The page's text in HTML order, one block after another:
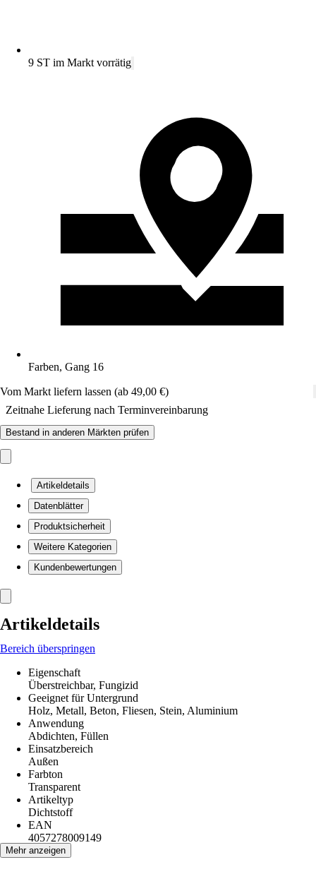
9 ST im Markt vorrätig
Farben, Gang 16
Vom Markt liefern lassen (ab 49,00 €)
Zeitnahe Lieferung nach Terminvereinbarung
Bestand in anderen Märkten prüfen
Artikeldetails
Datenblätter
Produktsicherheit
Weitere Kategorien
Kundenbewertungen
Artikeldetails
Bereich überspringen
Eigenschaft
Überstreichbar, Fungizid
Geeignet für Untergrund
Holz, Metall, Beton, Fliesen, Stein, Aluminium
Anwendung
Abdichten, Füllen
Einsatzbereich
Außen
Farbton
Transparent
Artikeltyp
Dichtstoff
EAN
4057278009149
Mehr anzeigen